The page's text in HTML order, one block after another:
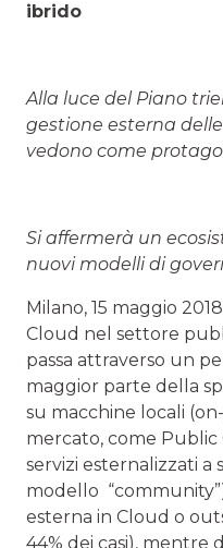
ibrido
Alla luce del Piano
gestione esterna
vedono come
Si affermerà un
nuovi modelli di
Milano, 15 maggio
Cloud nel settore
passa attraverso un
maggior parte della
su macchine locali
mercato, come
servizi esternalizzati
modello
esterna in Cloud o
44% dei casi), mentre